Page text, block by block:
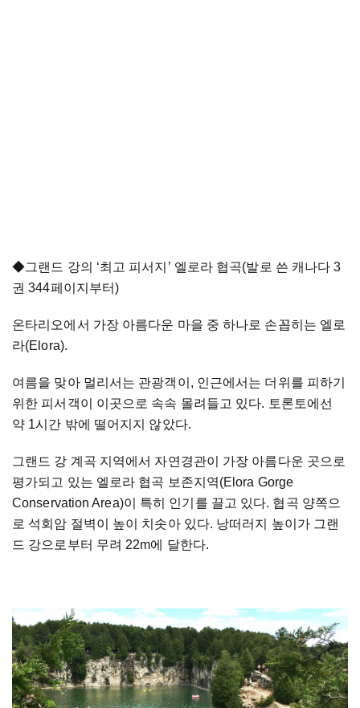
◆그랜드 강의 ‘최고 피서지’ 엘로라 협곡(발로 쓴 캐나다 3
권 344페이지부터)
온타리오에서 가장 아름다운 마을 중 하나로 손꼽히는 엘로
라(Elora).
여름을 맞아 멀리서는 관광객이, 인근에서는 더위를 피하기
위한 피서객이 이곳으로 속속 몰려들고 있다. 토론토에선
약 1시간 밖에 떨어지지 않았다.
그랜드 강 계곡 지역에서 자연경관이 가장 아름다운 곳으로
평가되고 있는 엘로라 협곡 보존지역(Elora Gorge
Conservation Area)이 특히 인기를 끌고 있다. 협곡 양쪽으
로 석회암 절벽이 높이 치솟아 있다. 낭떠러지 높이가 그랜
드 강으로부터 무려 22m에 달한다.